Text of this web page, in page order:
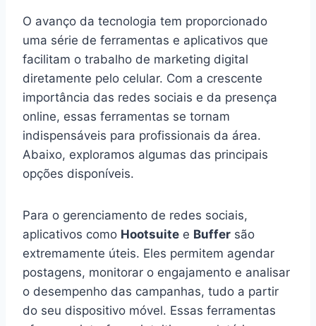
O avanço da tecnologia tem proporcionado
uma série de ferramentas e aplicativos que
facilitam o trabalho de marketing digital
diretamente pelo celular. Com a crescente
importância das redes sociais e da presença
online, essas ferramentas se tornam
indispensáveis para profissionais da área.
Abaixo, exploramos algumas das principais
opções disponíveis.
Para o gerenciamento de redes sociais,
aplicativos como Hootsuite e Buffer são
extremamente úteis. Eles permitem agendar
postagens, monitorar o engajamento e analisar
o desempenho das campanhas, tudo a partir
do seu dispositivo móvel. Essas ferramentas